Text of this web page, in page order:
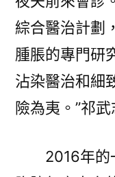
綜合醫治計劃
腫脹的專門研
沾染醫治和細
險為夷。”祁武
2016年的